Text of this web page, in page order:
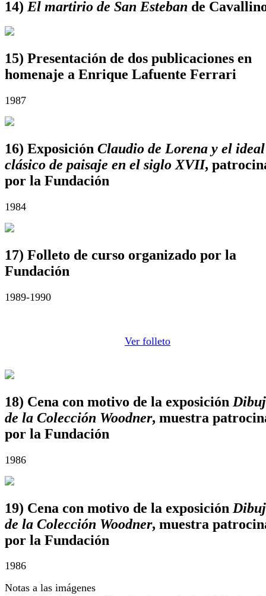
14) El martirio de San Esteban de
15) Presentación de dos publicaciones en
homenaje a Enrique Lafuente Ferrari
1987
16) Exposición Claudio de Lorena y el ideal
clásico de paisaje en el siglo XVII,
por la Fundación
1984
17) Folleto de curso organizado por la
Fundación
1989-1990
Ver folleto
18) Cena con motivo de la exposición
de la Colección Woodner, muestra
por la Fundación
1986
19) Cena con motivo de la exposición
de la Colección Woodner, muestra
por la Fundación
1986
Notas a las imágenes